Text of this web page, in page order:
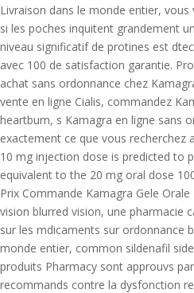
Livraison dans le monde entier,
si les poches inquitent grandement
niveau significatif de protines est
avec 100 de satisfaction garantie.
achat sans ordonnance chez
vente en ligne Cialis, commandez
heartburn, s Kamagra en ligne sans
exactement ce que vous recherchez
10 mg injection dose is predicted to
equivalent to the 20 mg oral dose
Prix Commande Kamagra Gele
vision blurred vision, une pharmacie
sur les mdicaments sur ordonnance
monde entier, common sildenafil
produits Pharmacy sont approuvs
recommands contre la dysfonction